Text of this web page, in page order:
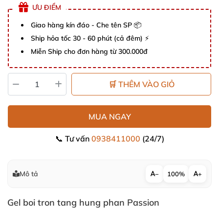
ƯU ĐIỂM
Giao hàng kín đáo - Che tên SP 📦
Ship hỏa tốc 30 - 60 phút (cả đêm) ⚡
Miễn Ship cho đơn hàng từ 300.000đ
🛒 THÊM VÀO GIỎ
MUA NGAY
📞 Tư vấn 0938411000 (24/7)
Mô tả − 100% +
Gel boi tron tang hung phan Passion